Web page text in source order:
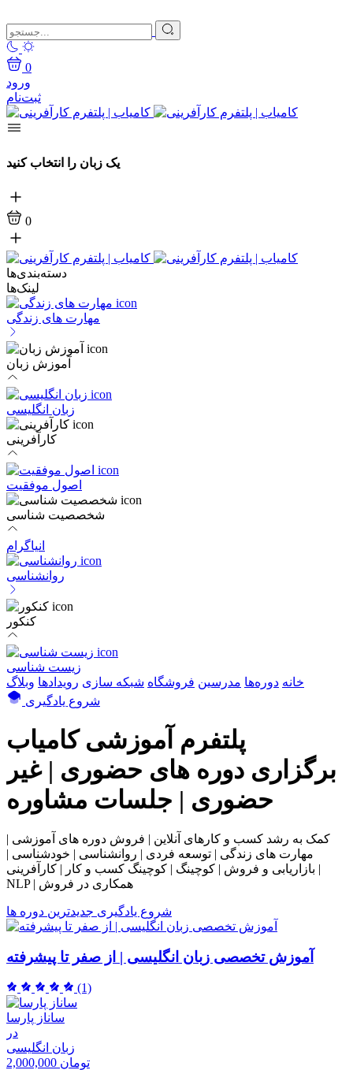
0
ورود
ثبت‌نام
یک زبان را انتخاب کنید
0
دسته‌بندی‌ها
لینک‌ها
مهارت های زندگی
آموزش زبان
زبان انگلیسی
کارآفرینی
اصول موفقیت
شخصصیت شناسی
انیاگرام
روانشناسی
کنکور
زیست شناسی
خانه دوره‌ها مدرسین فروشگاه شبکه سازی رویداد‌ها وبلاگ
شروع یادگیری
پلتفرم آموزشی کامیاب
برگزاری دوره های حضوری | غیر
حضوری | جلسات مشاوره
کمک به رشد کسب و کارهای آنلاین | فروش دوره های آموزشی |
مهارت های زندگی | توسعه فردی | روانشناسی | خودشناسی |
بازاریابی و فروش | کوچینگ | کوچینگ کسب و کار | کارآفرینی |
NLP | همکاری در فروش
شروع یادگیری جدیدترین دوره ها
آموزش تخصصی زبان انگلیسی | از صفر تا پیشرفته
(1)
ساناز پارسا
در
زبان انگلیسی
2,000,000 تومان